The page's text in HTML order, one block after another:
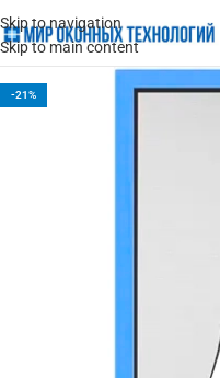
Skip to navigation
Skip to main content
-21%